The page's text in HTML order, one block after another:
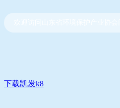
下载凯发k8